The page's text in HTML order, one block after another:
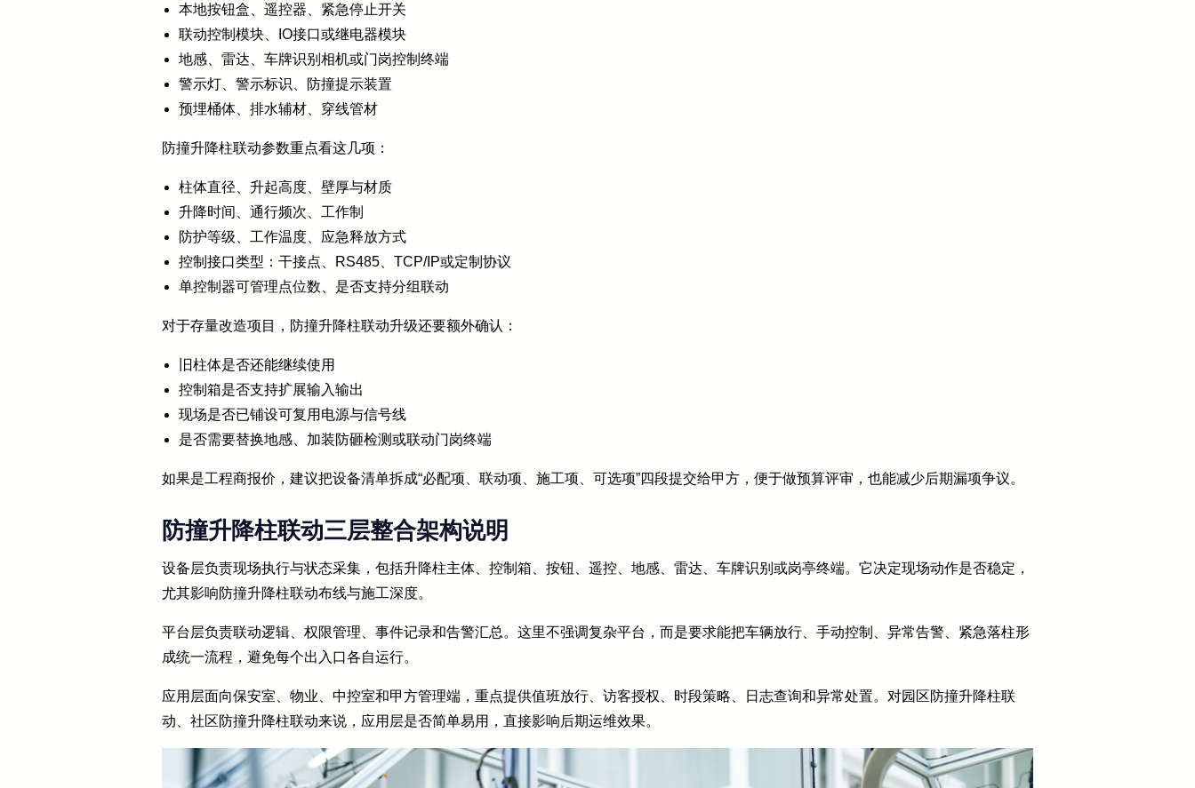
本地按钮盒、遥控器、紧急停止开关
联动控制模块、IO接口或继电器模块
地感、雷达、车牌识别相机或门岗控制终端
警示灯、警示标识、防撞提示装置
预埋桶体、排水辅材、穿线管材
防撞升降柱联动参数重点看这几项：
柱体直径、升起高度、壁厚与材质
升降时间、通行频次、工作制
防护等级、工作温度、应急释放方式
控制接口类型：干接点、RS485、TCP/IP或定制协议
单控制器可管理点位数、是否支持分组联动
对于存量改造项目，防撞升降柱联动升级还要额外确认：
旧柱体是否还能继续使用
控制箱是否支持扩展输入输出
现场是否已铺设可复用电源与信号线
是否需要替换地感、加装防砸检测或联动门岗终端
如果是工程商报价，建议把设备清单拆成“必配项、联动项、施工项、可选项”四段提交给甲方，便于做预算评审，也能减少后期漏项争议。
防撞升降柱联动三层整合架构说明
设备层负责现场执行与状态采集，包括升降柱主体、控制箱、按钮、遥控、地感、雷达、车牌识别或岗亭终端。它决定现场动作是否稳定，
尤其影响防撞升降柱联动布线与施工深度。
平台层负责联动逻辑、权限管理、事件记录和告警汇总。这里不强调复杂平台，而是要求能把车辆放行、手动控制、异常告警、紧急落柱形
成统一流程，避免每个出入口各自运行。
应用层面向保安室、物业、中控室和甲方管理端，重点提供值班放行、访客授权、时段策略、日志查询和异常处置。对园区防撞升降柱联
动、社区防撞升降柱联动来说，应用层是否简单易用，直接影响后期运维效果。